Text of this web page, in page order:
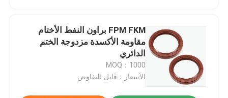
FPM FKM براون النفط الأختام
مقاومة الأكسدة مزدوجة الختم
الدائري
MOQ：1000
الأسعار：قابل للتفاوض